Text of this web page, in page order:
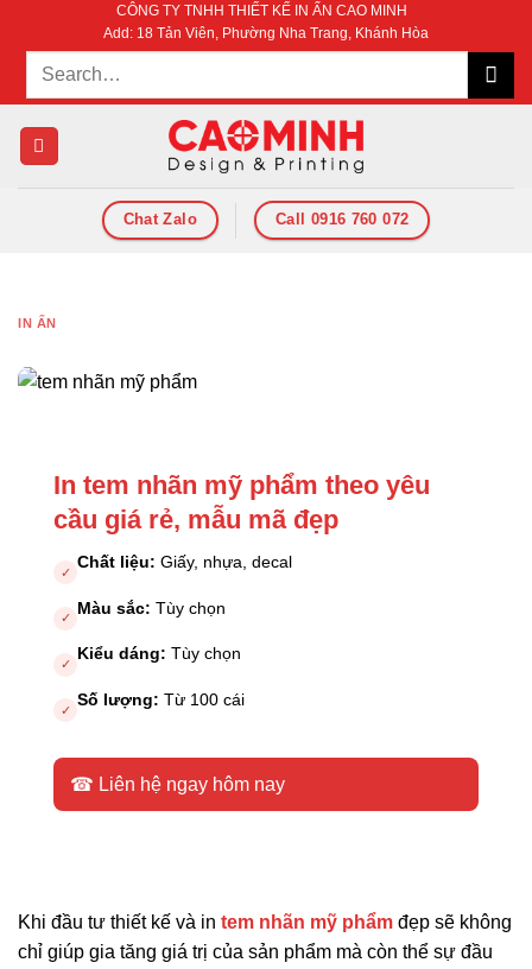
dung
CÔNG TY TNHH THIẾT KẾ IN ẤN CAO MINH
Add: 18 Tản Viên, Phường Nha Trang, Khánh Hòa
Chat Zalo Call 0916 760 072
IN ẤN
In tem nhãn mỹ phẩm theo yêu
cầu giá rẻ, mẫu mã đẹp
✓
Chất liệu: Giấy, nhựa, decal
✓
Màu sắc: Tùy chọn
✓
Kiểu dáng: Tùy chọn
✓
Số lượng: Từ 100 cái
☎ Liên hệ ngay hôm nay
Khi đầu tư thiết kế và in tem nhãn mỹ phẩm đẹp sẽ không
chỉ giúp gia tăng giá trị của sản phẩm mà còn thể sự đầu